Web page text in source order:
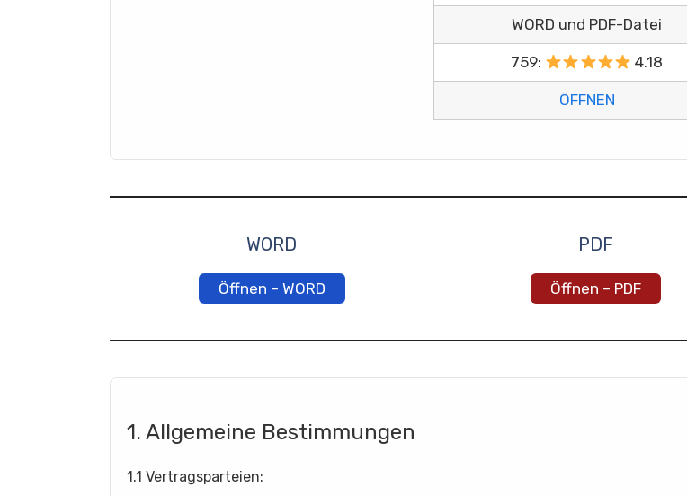
WORD und PDF-Datei
759: 4.18
ÖFFNEN
WORD
Öffnen – WORD
PDF
Öffnen – PDF
1. Allgemeine Bestimmungen
1.1 Vertragsparteien: